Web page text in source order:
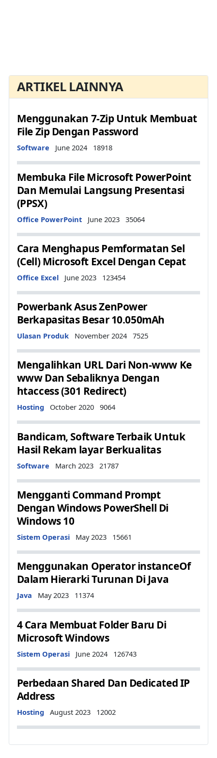
ARTIKEL LAINNYA
Menggunakan 7-Zip Untuk Membuat
File Zip Dengan Password
Details
Software June 2024 18918
Membuka File Microsoft PowerPoint
Dan Memulai Langsung Presentasi
(PPSX)
Details
Office PowerPoint June 2023 35064
Cara Menghapus Pemformatan Sel
(Cell) Microsoft Excel Dengan Cepat
Details
Office Excel June 2023 123454
Powerbank Asus ZenPower
Berkapasitas Besar 10.050mAh
Details
Ulasan Produk November 2024 7525
Mengalihkan URL Dari Non-www Ke
www Dan Sebaliknya Dengan
htaccess (301 Redirect)
Details
Hosting October 2020 9064
Bandicam, Software Terbaik Untuk
Hasil Rekam layar Berkualitas
Details
Software March 2023 21787
Mengganti Command Prompt
Dengan Windows PowerShell Di
Windows 10
Details
Sistem Operasi May 2023 15661
Menggunakan Operator instanceOf
Dalam Hierarki Turunan Di Java
Details
Java May 2023 11374
4 Cara Membuat Folder Baru Di
Microsoft Windows
Details
Sistem Operasi June 2024 126743
Perbedaan Shared Dan Dedicated IP
Address
Details
Hosting August 2023 12002